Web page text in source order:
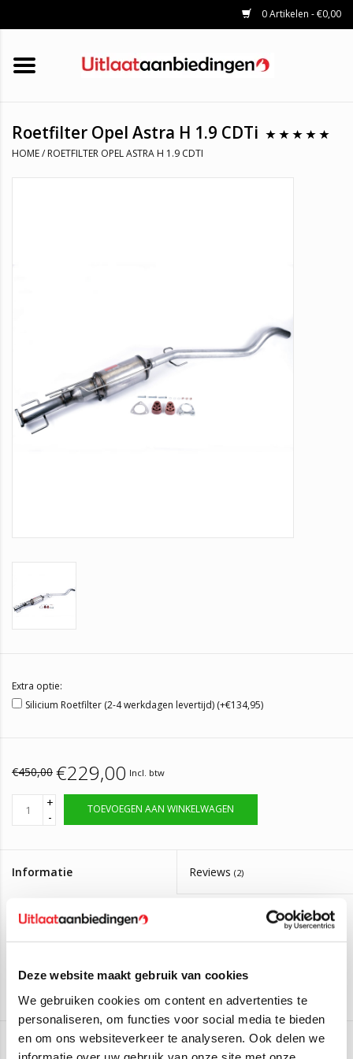
Deze website maakt gebruik van cookies
We gebruiken cookies om content en advertenties te
personaliseren, om functies voor social media te bieden
en om ons websiteverkeer te analyseren. Ook delen we
0 Artikelen - €0,00
HOME
KATALYSATOREN
UNIVERSELE UITLAATDELEN
Roetfilter Opel Astra H 1.9 CDTi
HOME/ ROETFILTER OPEL ASTRA H 1.9 CDTI
Extra optie:
Silicium Roetfilter (2-4 werkdagen levertijd) (+€134,95)
€450,00 €229,00 Incl. btw
+
-
TOEVOEGEN AAN WINKELWAGEN
Informatie Reviews (2)
Artikelnummer: DPF095
Roetfilter Opel Astra H 1.9 CDTi
Montagesetje leveren wij er gratis bij mee.
Deze roetfilter is geschikt voor: